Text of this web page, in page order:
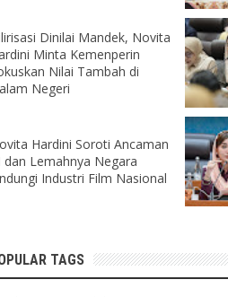
Dinilai Mandek, Novita
Minta Kemenperin
Nilai Tambah di
Negeri
Hardini Soroti Ancaman
dan Lemahnya Negara
Industri Film Nasional
TAGS